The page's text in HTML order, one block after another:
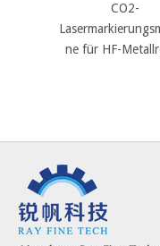
CO2-
ne für HF-